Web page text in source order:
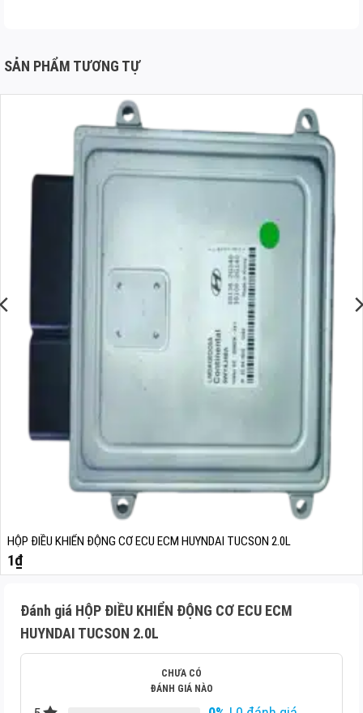
SẢN PHẨM TƯƠNG TỰ
HỘP ĐIỀU KHIỂN ĐỘNG CƠ ECU ECM HUYNDAI TUCSON 2.0L
1₫
Đánh giá HỘP ĐIỀU KHIỂN ĐỘNG CƠ ECU ECM
HUYNDAI TUCSON 2.0L
CHƯA CÓ
ĐÁNH GIÁ NÀO